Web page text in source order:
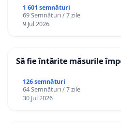
1 601 semnături
69 Semnături / 7 zile
9 Jul 2026
Să fie întărite măsurile
126 semnături
64 Semnături / 7 zile
30 Jul 2026